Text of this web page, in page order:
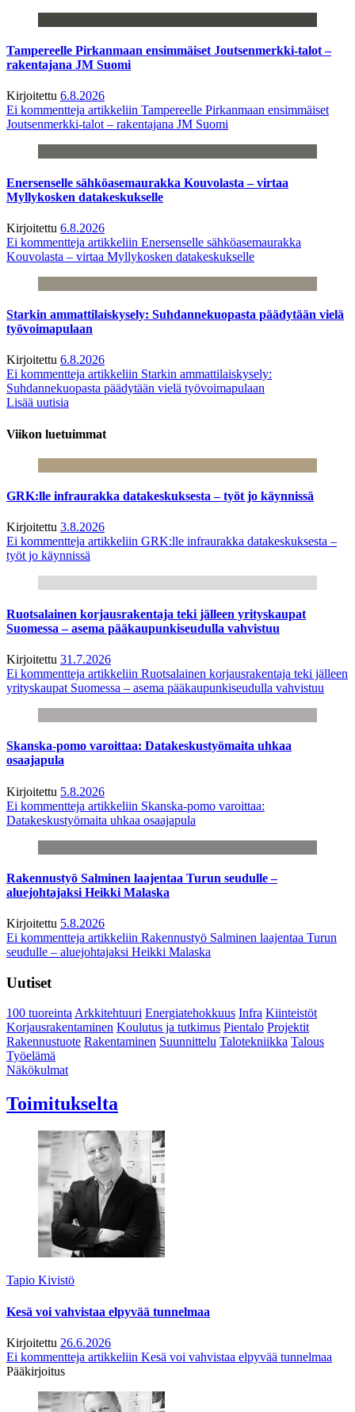
Tampereelle Pirkanmaan ensimmäiset Joutsenmerkki-talot –
rakentajana JM Suomi
Kirjoitettu 6.8.2026
Ei kommentteja artikkeliin Tampereelle Pirkanmaan ensimmäiset
Joutsenmerkki-talot – rakentajana JM Suomi
Enersenselle sähköasemaurakka Kouvolasta – virtaa
Myllykosken datakeskukselle
Kirjoitettu 6.8.2026
Ei kommentteja artikkeliin Enersenselle sähköasemaurakka
Kouvolasta – virtaa Myllykosken datakeskukselle
Starkin ammattilaiskysely: Suhdannekuopasta päädytään vielä
työvoimapulaan
Kirjoitettu 6.8.2026
Ei kommentteja artikkeliin Starkin ammattilaiskysely:
Suhdannekuopasta päädytään vielä työvoimapulaan
Lisää uutisia
Viikon luetuimmat
GRK:lle infraurakka datakeskuksesta – työt jo käynnissä
Kirjoitettu 3.8.2026
Ei kommentteja artikkeliin GRK:lle infraurakka datakeskuksesta –
työt jo käynnissä
Ruotsalainen korjausrakentaja teki jälleen yrityskaupat
Suomessa – asema pääkaupunkiseudulla vahvistuu
Kirjoitettu 31.7.2026
Ei kommentteja artikkeliin Ruotsalainen korjausrakentaja teki jälleen
yrityskaupat Suomessa – asema pääkaupunkiseudulla vahvistuu
Skanska-pomo varoittaa: Datakeskustyömaita uhkaa
osaajapula
Kirjoitettu 5.8.2026
Ei kommentteja artikkeliin Skanska-pomo varoittaa:
Datakeskustyömaita uhkaa osaajapula
Rakennustyö Salminen laajentaa Turun seudulle –
aluejohtajaksi Heikki Malaska
Kirjoitettu 5.8.2026
Ei kommentteja artikkeliin Rakennustyö Salminen laajentaa Turun
seudulle – aluejohtajaksi Heikki Malaska
Uutiset
100 tuoreintaArkkitehtuuri Energiatehokkuus Infra Kiinteistöt
Korjausrakentaminen Koulutus ja tutkimus Pientalo Projektit
Rakennustuote Rakentaminen Suunnittelu Talotekniikka Talous
Työelämä
Näkökulmat
Toimitukselta
Tapio Kivistö
Kesä voi vahvistaa elpyvää tunnelmaa
Kirjoitettu 26.6.2026
Ei kommentteja artikkeliin Kesä voi vahvistaa elpyvää tunnelmaa
Pääkirjoitus